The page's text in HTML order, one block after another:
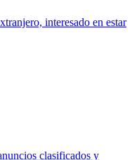
interesado en estar
clasificados y